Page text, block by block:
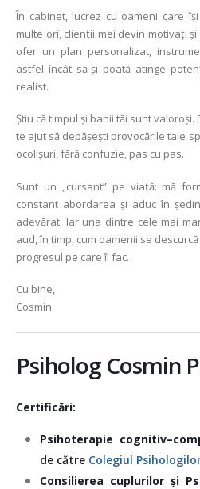
În cabinet, lucrez cu oameni care
multe ori, clienții mei devin motivați
ofer un plan personalizat,
astfel încât să-și poată atinge
realist.
Știu că timpul și banii tăi sunt
te ajut să depășești provocările tale
ocolișuri, fără confuzie, pas cu pas.
Sunt un „cursant” pe viață: mă
constant abordarea și aduc în
adevărat. Iar una dintre cele mai
aud, în timp, cum oamenii se
progresul pe care îl fac.
Cu bine,
Cosmin
Psiholog Cosmin
Certificări:
Psihoterapie
de către Colegiul
Consilierea cuplurilor şi